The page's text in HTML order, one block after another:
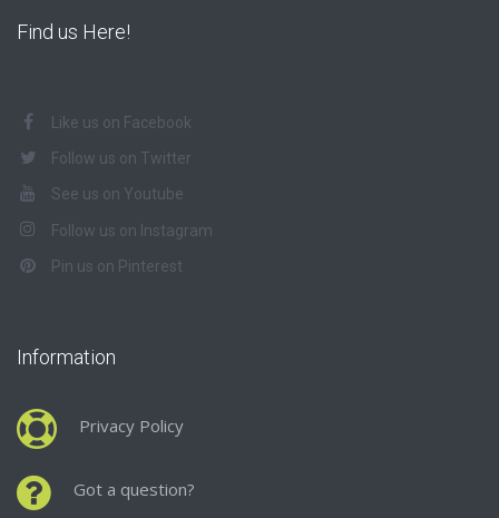
Find us Here!
Like us on Facebook
Follow us on Twitter
See us on Youtube
Follow us on Instagram
Pin us on Pinterest
Information
Privacy Policy
Got a question?